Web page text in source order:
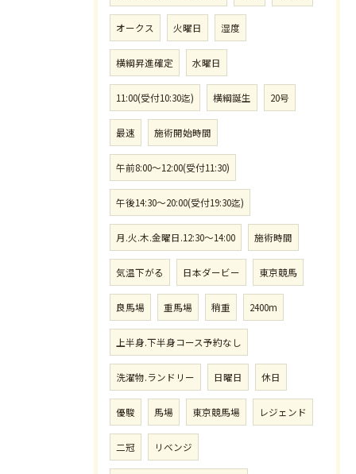
オークス 火曜日 湿度
横綱昇進確定 水曜日
11:00(受付10:30迄) 横綱誕生 20号
最速 施術開始時間
午前8:00〜12:00(受付11:30)
午後14:30〜20:00(受付19:30迄)
月.火.木.金曜日.12:30〜14:00 施術時間
気温下がる 日本ダービー 東京競馬
良馬場 重馬場 稍重 2400m
上半身.下半身コース予約なし
洗濯物.ランドリー 日曜日 休日
優駿 馬場 東京競馬場 レジェンド
二冠 リベンジ